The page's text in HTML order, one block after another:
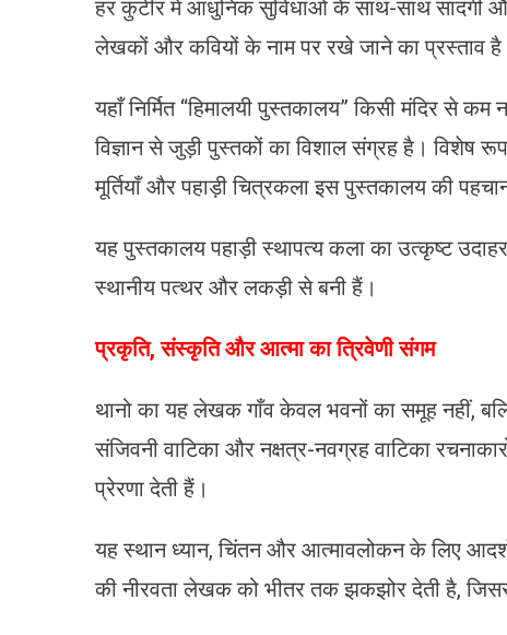
हर कुटीर में आधुनिक सुविधाओं के साथ-साथ सादगी
लेखकों और कवियों के नाम पर रखे जाने का
यहाँ निर्मित “हिमालयी पुस्तकालय” किसी मंदिर से
विज्ञान से जुड़ी पुस्तकों का विशाल संग्रह है। विशेष
मूर्तियाँ और पहाड़ी चित्रकला इस पुस्तकालय की
यह पुस्तकालय पहाड़ी स्थापत्य कला का उत्कृष्ट
स्थानीय पत्थर और लकड़ी से बनी हैं।
प्रकृति, संस्कृति और आत्मा का त्रिवेणी संगम
थानो का यह लेखक गाँव केवल भवनों का समूह नहीं,
संजिवनी वाटिका और नक्षत्र-नवग्रह वाटिका
प्रेरणा देती हैं।
यह स्थान ध्यान, चिंतन और आत्मावलोकन के लिए
की नीरवता लेखक को भीतर तक झकझोर देती है,